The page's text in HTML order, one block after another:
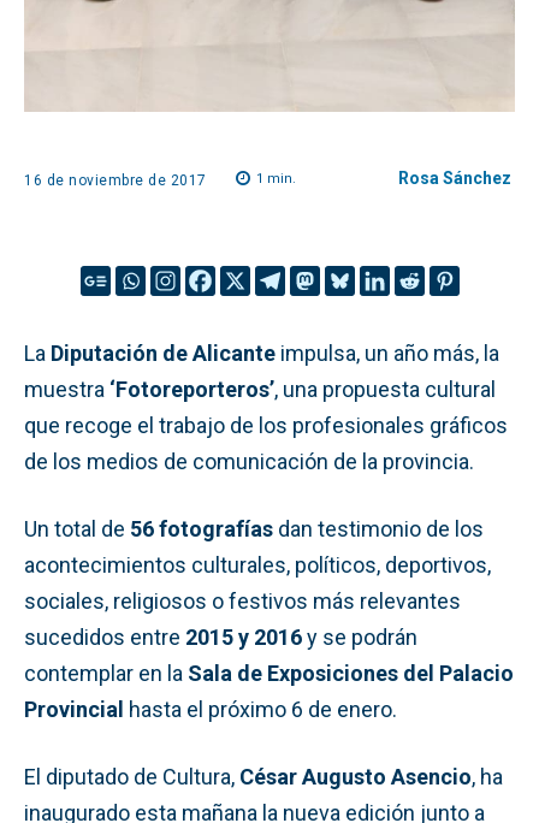
16 de noviembre de 2017 1 min. Rosa Sánchez
La Diputación de Alicante impulsa, un año más, la
muestra ‘Fotoreporteros’, una propuesta cultural
que recoge el trabajo de los profesionales gráficos
de los medios de comunicación de la provincia.
Un total de 56 fotografías dan testimonio de los
acontecimientos culturales, políticos, deportivos,
sociales, religiosos o festivos más relevantes
sucedidos entre 2015 y 2016y se podrán
contemplar en la Sala de Exposiciones del Palacio
Provincial hasta el próximo 6 de enero.
El diputado de Cultura, César Augusto Asencio, ha
inaugurado esta mañana la nueva edición junto a